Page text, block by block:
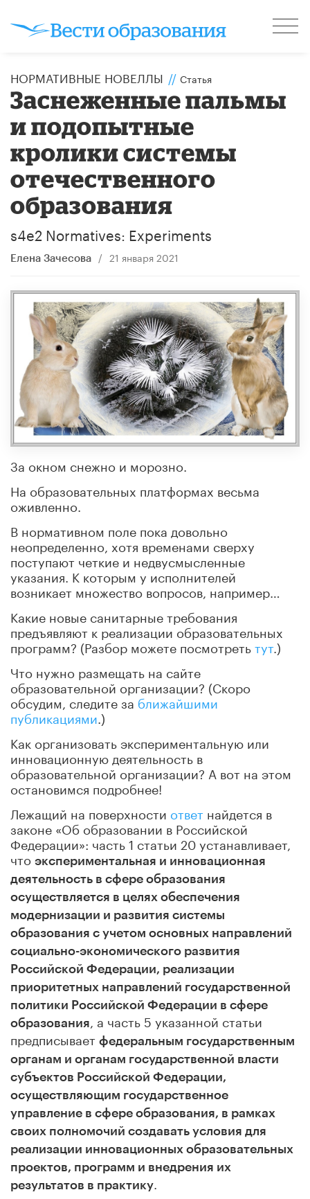
НОРМАТИВНЫЕ НОВЕЛЛЫ // Статья
Заснеженные пальмы
и подопытные
кролики системы
отечественного
образования
s4e2 Normatives: Experiments
Елена Зачесова / 21 января 2021
За окном снежно и морозно.
На образовательных платформах весьма
оживленно.
В нормативном поле пока довольно
неопределенно, хотя временами сверху
поступают четкие и недвусмысленные
указания. К которым у исполнителей
возникает множество вопросов, например…
Какие новые санитарные требования
предъявляют к реализации образовательных
программ? (Разбор можете посмотретьтут.)
Что нужно размещать на сайте
образовательной организации? (Скоро
обсудим, следите за ближайшими
публикациями .)
Как организовать экспериментальную или
инновационную деятельность в
образовательной организации? А вот на этом
остановимся подробнее!
Лежащий на поверхности ответ найдется в
законе «Об образовании в Российской
Федерации»: часть 1 статьи 20 устанавливает,
чтоэкспериментальная и инновационная
деятельность в сфере образования
осуществляется в целях обеспечения
модернизации и развития системы
образования с учетом основных направлений
социально-экономического развития
Российской Федерации, реализации
приоритетных направлений государственной
политики Российской Федерации в сфере
образования
, а часть 5 указанной статьи
предписывает федеральным государственным
органам и органам государственной власти
субъектов Российской Федерации,
осуществляющим государственное
управление в сфере образования, в рамках
своих полномочий создавать условия для
реализации инновационных образовательных
проектов, программ и внедрения их
результатов в практику